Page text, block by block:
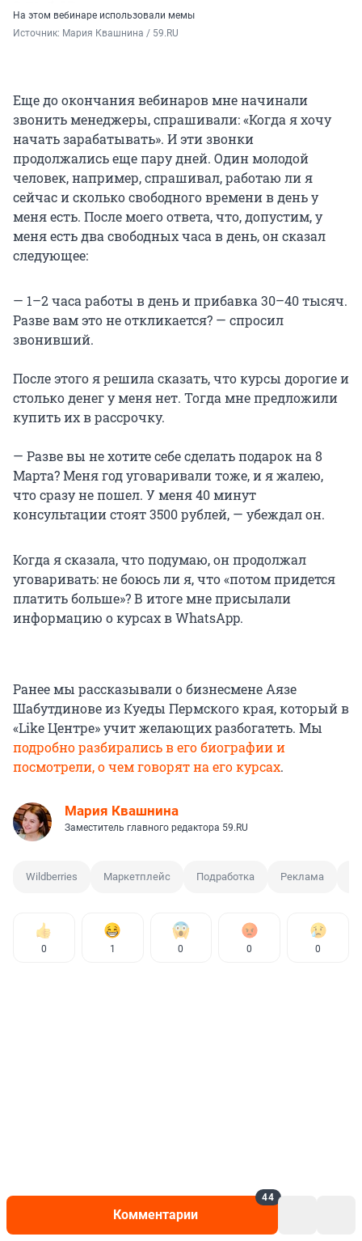
Комментарии
44
На этом вебинаре использовали мемы
Источник: Мария Квашнина / 59.RU
Еще до окончания вебинаров мне начинали
звонить менеджеры, спрашивали: «Когда я хочу
начать зарабатывать». И эти звонки
продолжались еще пару дней. Один молодой
человек, например, спрашивал, работаю ли я
сейчас и сколько свободного времени в день у
меня есть. После моего ответа, что, допустим, у
меня есть два свободных часа в день, он сказал
следующее:
— 1–2 часа работы в день и прибавка 30–40 тысяч.
Разве вам это не откликается? — спросил
звонивший.
После этого я решила сказать, что курсы дорогие и
столько денег у меня нет. Тогда мне предложили
купить их в рассрочку.
— Разве вы не хотите себе сделать подарок на 8
Марта? Меня год уговаривали тоже, и я жалею,
что сразу не пошел. У меня 40 минут
консультации стоят 3500 рублей, — убеждал он.
Когда я сказала, что подумаю, он продолжал
уговаривать: не боюсь ли я, что «потом придется
платить больше»? В итоге мне присылали
информацию о курсах в WhatsApp.
Ранее мы рассказывали о бизнесмене Аязе
Шабутдинове из Куеды Пермского края, который в
«Like Центре» учит желающих разбогатеть. Мы
подробно разбирались в его биографии и
посмотрели, о чем говорят на его курсах.
Мария Квашнина
Заместитель главного редактора 59.RU
Wildberries Маркетплейс Подработка Реклама
0 1 0 0 0